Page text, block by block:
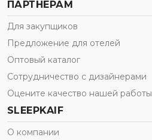
ПАРТНЕРАМ
Для закупщиков
Предложение для отелей
Оптовый каталог
Сотрудничество с дизайнерами
Оцените качество нашей работы
SLEEPKAIF
О компании